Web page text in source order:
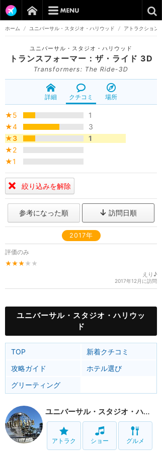
ホーム / ユニバーサル・スタジオ・ハリウッド / アトラクション
ユニバーサル・スタジオ・ハリウッド
トランスフォーマー：ザ・ライド 3D
Transformers: The Ride-3D
詳細 クチコミ 場所
★5
1
★4
3
★3
1
★2
★1
絞り込みを解除
参考になった順 訪問日順
2017年
評価のみ
★★★ ★★
えり♪
2017年12月に訪問
ユニバーサル・スタジオ・ハリウッ
ド
TOP
新着クチコミ
攻略ガイド
ホテル選び
グリーティング
ユニバーサル・スタジオ・ハリウッド
アトラク ショー グルメ